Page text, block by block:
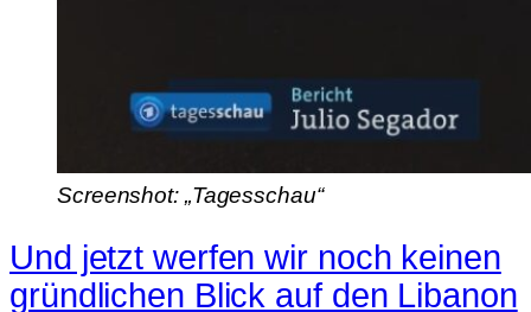
Screenshot: „Tagesschau“
Und jetzt werfen wir noch keinen
gründlichen Blick auf den Libanon